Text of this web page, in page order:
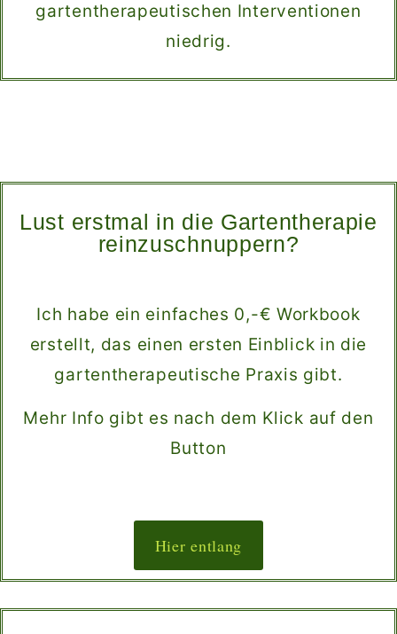
gartentherapeutischen Interventionen
niedrig.
Lust erstmal in die Gartentherapie
reinzuschnuppern?
Ich habe ein einfaches 0,-€ Workbook
erstellt, das einen ersten Einblick in die
gartentherapeutische Praxis gibt.
Mehr Info gibt es nach dem Klick auf den
Button
Hier entlang